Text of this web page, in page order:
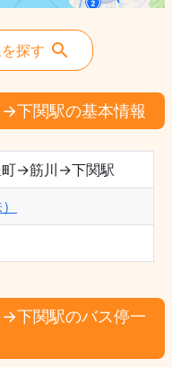
探す
下関駅の基本情報
→筋川→下関駅
下関駅のバス停一